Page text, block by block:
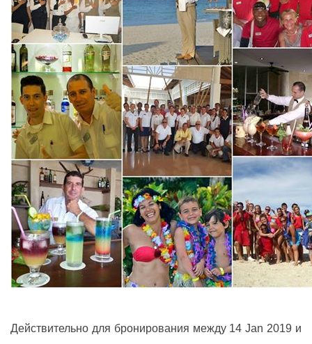
Действительно для бронирования между 14 Jan 2019 и